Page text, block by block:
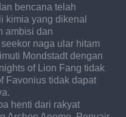
bencana telah
kimia yang dikenal
ambisi dan
naga ular hitam
Mondstadt dengan
of Lion Fang tidak
Favonius tidak dapat
henti dari rakyat